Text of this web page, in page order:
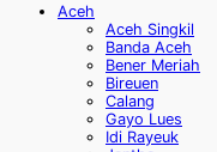
Aceh
Aceh Singkil
Banda Aceh
Bener Meriah
Bireuen
Calang
Gayo Lues
Idi Rayeuk